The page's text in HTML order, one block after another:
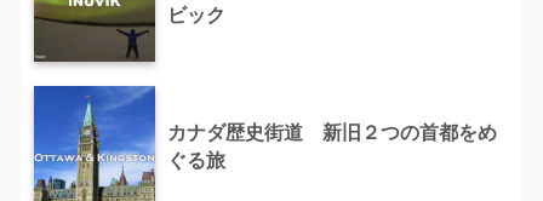
ビック
カナダ歴史街道 新旧２つの首都をめ
ぐる旅